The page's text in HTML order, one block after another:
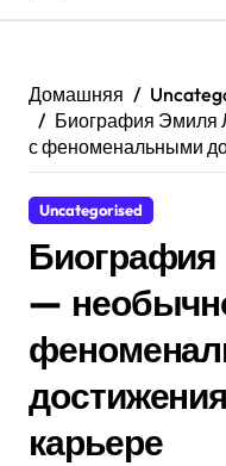
Домашняя
Биография Эмиля
с феноменальными
Uncategorised
—
карьере